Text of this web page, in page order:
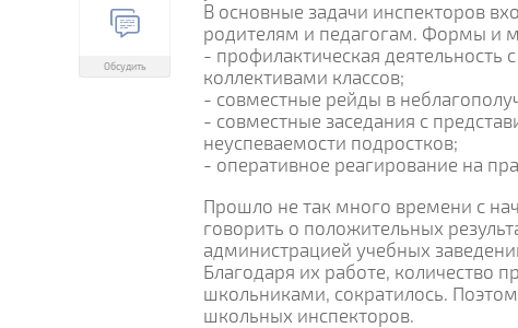
Обсудить
В основные задачи инспекторов
родителям и педагогам. Формы и
- профилактическая
коллективами классов;
- совместные рейды в
- совместные заседания с
неуспеваемости подростков;
- оперативное реагирование на
Прошло не так много времени с
говорить о положительных
администрацией учебных
Благодаря их работе, количество
школьниками, сократилось.
школьных инспекторов.